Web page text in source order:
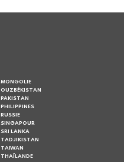
MONGOLIE
OUZBÉKISTAN
PAKISTAN
PHILIPPINES
RUSSIE
SINGAPOUR
SRI LANKA
TADJIKISTAN
TAIWAN
THAÏLANDE